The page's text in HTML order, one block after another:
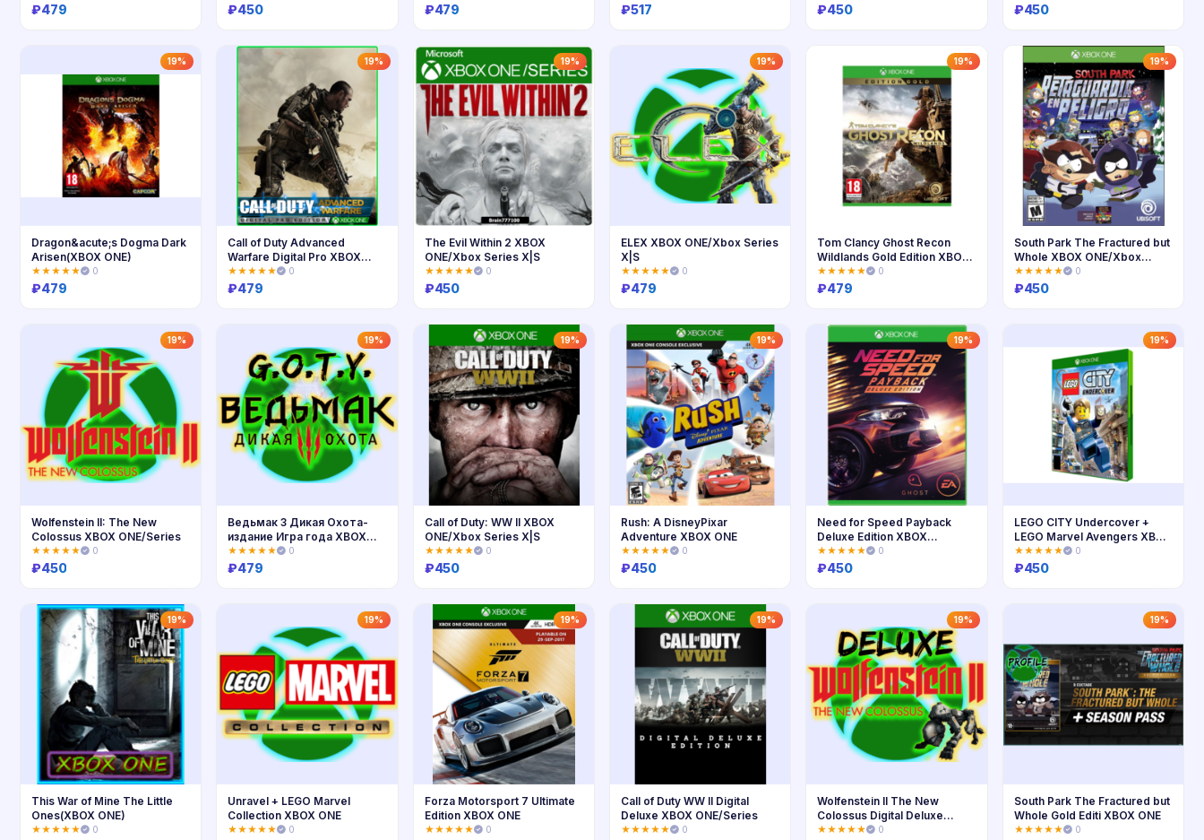
₽479 ₽450 ₽479 ₽517 ₽450
Купить
₽450
19%
Dragon&acute;s Dogma Dark
Arisen(XBOX ONE)
★★★★★ 0
₽479
19%
Call of Duty Advanced
Warfare Digital Pro XBOX
ONE
★★★★★ 0
₽479
19%
Купить
The Evil Within 2 XBOX
ONE/Xbox Series X|S
★★★★★ 0
₽450
19%
Купить
ELEX XBOX ONE/Xbox Series
X|S
★★★★★ 0
₽479
19%
Купить
Tom Clancy Ghost Recon
Wildlands Gold Edition XBOX
ONE
★★★★★ 0
₽479
19%
South Park The Fractured but
Whole XBOX ONE/Xbox
Series
★★★★★ 0
₽450
19%
Купить
Wolfenstein II: The New
Colossus XBOX ONE/Series
★★★★★ 0
₽450
19%
Ведьмак 3 Дикая Охота-
издание Игра года XBOX
ONE
★★★★★ 0
₽479
19%
Купить
Call of Duty: WW II XBOX
ONE/Xbox Series X|S
★★★★★ 0
₽450
19%
Купить
Rush: A DisneyPixar
Adventure XBOX ONE
★★★★★ 0
₽450
19%
Need for Speed Payback
Deluxe Edition XBOX
ONE/Series
★★★★★ 0
₽450
19%
LEGO CITY Undercover +
LEGO Marvel Avengers XBOX
ONE
★★★★★ 0
₽450
19%
This War of Mine The Little
Ones(XBOX ONE)
★★★★★ 0
19%
Unravel + LEGO Marvel
Collection XBOX ONE
★★★★★ 0
19%
Forza Motorsport 7 Ultimate
Edition XBOX ONE
★★★★★ 0
19%
Call of Duty WW II Digital
Deluxe XBOX ONE/Series
★★★★★ 0
19%
Wolfenstein II The New
Colossus Digital Deluxe
XBOX ONE
★★★★★ 0
19%
South Park The Fractured but
Whole Gold Editi XBOX ONE
★★★★★ 0